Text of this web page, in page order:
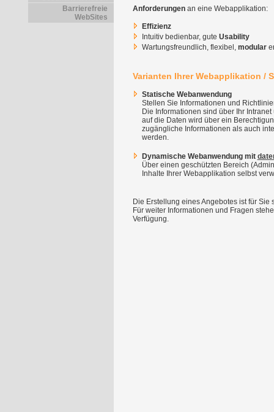
Anforderungenan eine Webapplikation:
Effizienz
Intuitiv bedienbar, gute Usability
Wartungsfreundlich, flexibel, modular
Varianten Ihrer Webapplikation /
Statische Webanwendung
Stellen Sie Informationen und
Die Informationen sind über Ihr
auf die Daten wird über ein
zugängliche Informationen als auch
werden.
Dynamische Webanwendung mit
Über einen geschützten Bereich
Inhalte Ihrer Webapplikation selbst
Die Erstellung eines Angebotes ist für
Für weiter Informationen und Fragen
Verfügung.
Barrierefreie
WebSites